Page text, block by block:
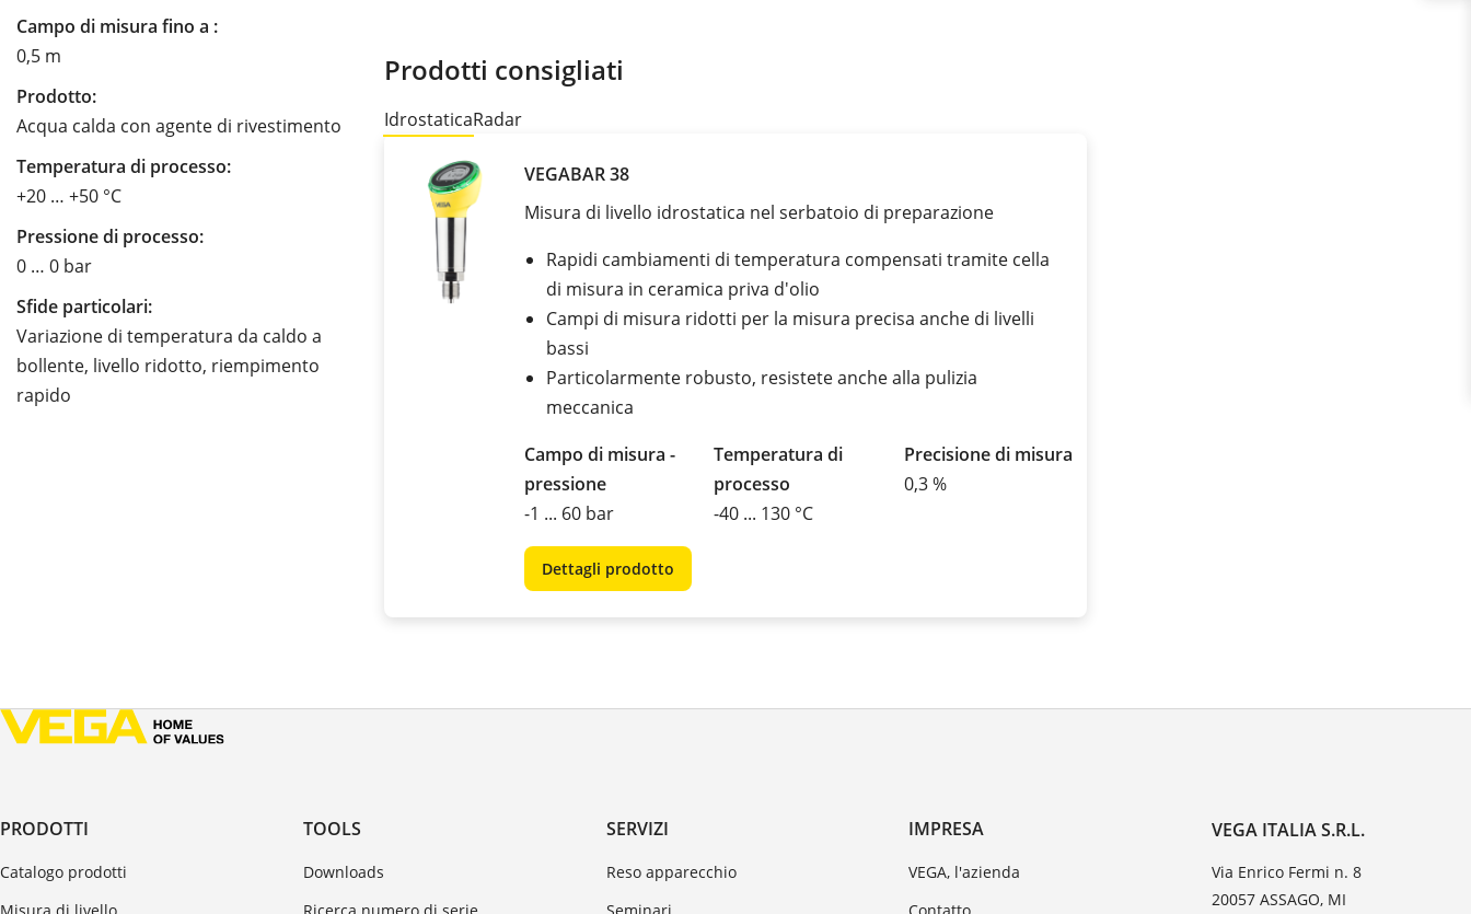
Campo di misura fino a :
0,5 m
Prodotto:
Acqua calda con agente di rivestimento
Temperatura di processo:
+20 … +50 °C
Pressione di processo:
0 … 0 bar
Sfide particolari:
Variazione di temperatura da caldo a
bollente, livello ridotto, riempimento
rapido
Prodotti consigliati
IdrostaticaRadar
VEGABAR 38
Misura di livello idrostatica nel serbatoio di preparazione
Rapidi cambiamenti di temperatura compensati tramite cella
di misura in ceramica priva d'olio
Campi di misura ridotti per la misura precisa anche di livelli
bassi
Particolarmente robusto, resistete anche alla pulizia
meccanica
Campo di misura -
pressione
-1 ... 60 bar
Temperatura di
processo
-40 ... 130 °C
Precisione di misura
0,3 %
Dettagli prodotto
PRODOTTI
Catalogo prodotti
TOOLS
Downloads
SERVIZI
Reso apparecchio
IMPRESA
VEGA, l'azienda
VEGA ITALIA S.R.L.
Via Enrico Fermi n. 8
20057 ASSAGO, MI